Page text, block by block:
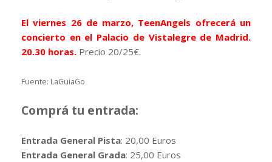
El viernes 26 de marzo, TeenAngels ofrecerá un
concierto en el Palacio de Vistalegre de Madrid.
20.30 horas. Precio 20/25€.
Fuente: LaGuiaGo
Comprá tu entrada:
Entrada General Pista: 20,00 Euros
Entrada General Grada: 25,00 Euros